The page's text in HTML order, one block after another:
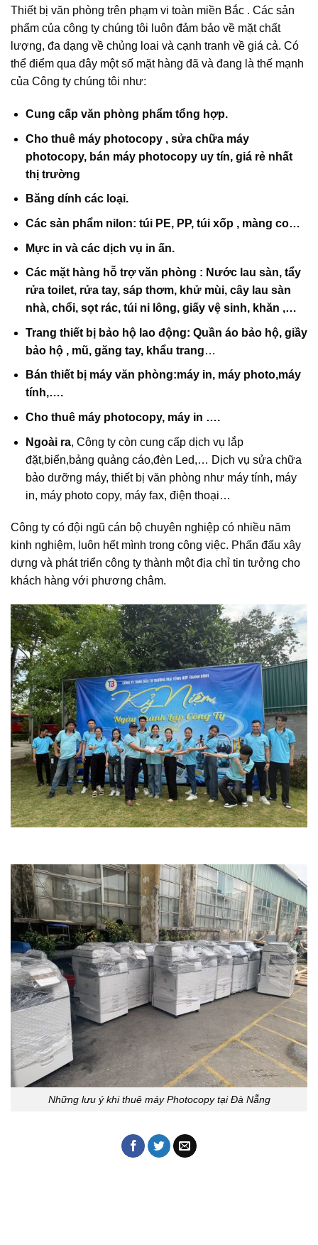
Thiết bị văn phòng trên phạm vi toàn miền Bắc . Các sản
phẩm của công ty chúng tôi luôn đảm bảo về mặt chất
lượng, đa dạng về chủng loai và cạnh tranh về giá cả. Có
thể điểm qua đây một số mặt hàng đã và đang là thế mạnh
của Công ty chúng tôi như:
Cung cấp văn phòng phẩm tổng hợp.
Cho thuê máy photocopy , sửa chữa máy
photocopy, bán máy photocopy uy tín, giá rẻ nhất
thị trường
Băng dính các loại.
Các sản phẩm nilon: túi PE, PP, túi xốp , màng co…
Mực in và các dịch vụ in ấn.
Các mặt hàng hỗ trợ văn phòng : Nước lau sàn, tẩy
rửa toilet, rửa tay, sáp thơm, khử mùi, cây lau sàn
nhà, chổi, sọt rác, túi ni lông, giấy vệ sinh, khăn ,…
Trang thiết bị bảo hộ lao động: Quần áo bảo hộ, giầy
bảo hộ , mũ, găng tay, khẩu trang…
Bán thiết bị máy văn phòng:máy in, máy photo,máy
tính,….
Cho thuê máy photocopy, máy in ….
Ngoài ra, Công ty còn cung cấp dịch vụ lắp
đặt,biển,bảng quảng cáo,đèn Led,… Dịch vụ sửa chữa
bảo dưỡng máy, thiết bị văn phòng như máy tính, máy
in, máy photo copy, máy fax, điện thoại…
Công ty có đội ngũ cán bộ chuyên nghiệp có nhiều năm
kinh nghiệm, luôn hết mình trong công việc. Phấn đấu xây
dựng và phát triển công ty thành một địa chỉ tin tưởng cho
khách hàng với phương châm.
Những lưu ý khi thuê máy Photocopy tại Đà Nẵng